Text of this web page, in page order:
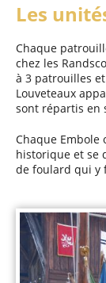
Les
Chaque
chez les
à 3 patrouilles
Louveteaux
sont répartis en
Chaque
historique et se
de foulard qui y